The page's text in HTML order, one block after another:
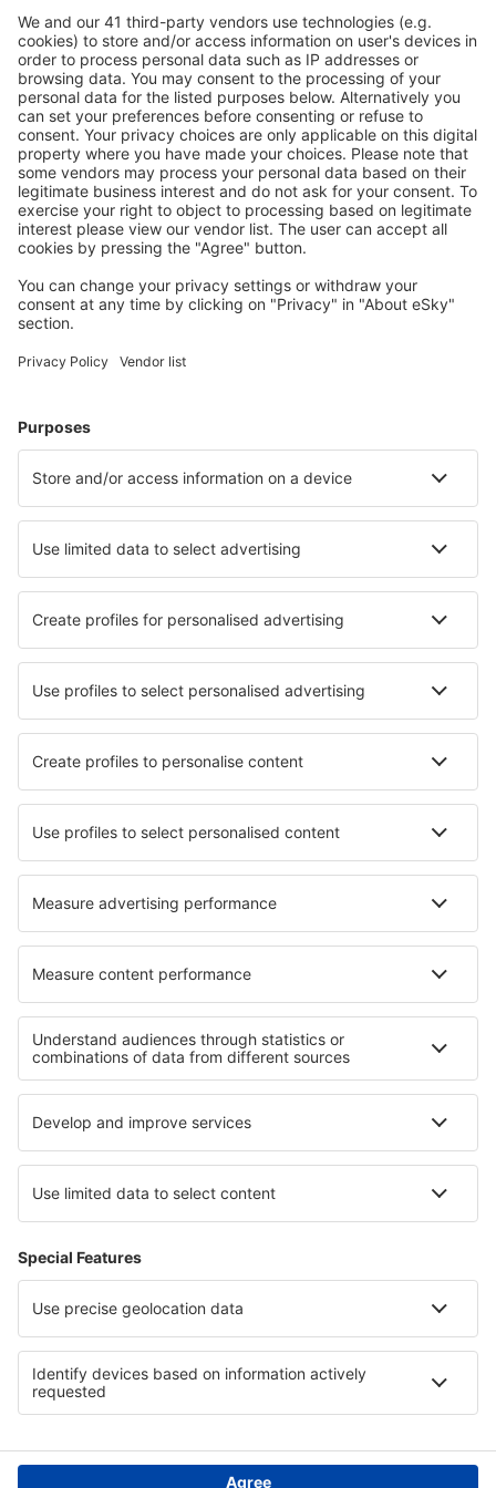
Stáhněte si naši aplikacia plánujte své cesty
pohodlně
Naplánujte si cestu
Letenky
Ubytování
Let+Hotel
Transfery
Sportovní události
Přečtěte si více
Garance nejnižší ceny
Mobilní aplikace
Letecké společnosti
Ryanair
Wizz Air
easyJet
Lufthansa
KLM
O eSky
Všeobecné podmínky
Moje rezervace
Politika ochrany soukromí
Podpora a kontakt
Země
Mezinárodní web-stránky
eSky.eu eSky.com eDestinos.com